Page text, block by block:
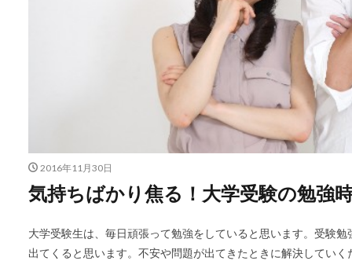
2016年11月30日
気持ちばかり焦る！大学受験の勉強
大学受験生は、毎日頑張って勉強をしていると思います。受験
出てくると思います。不安や問題が出てきたときに解決してい